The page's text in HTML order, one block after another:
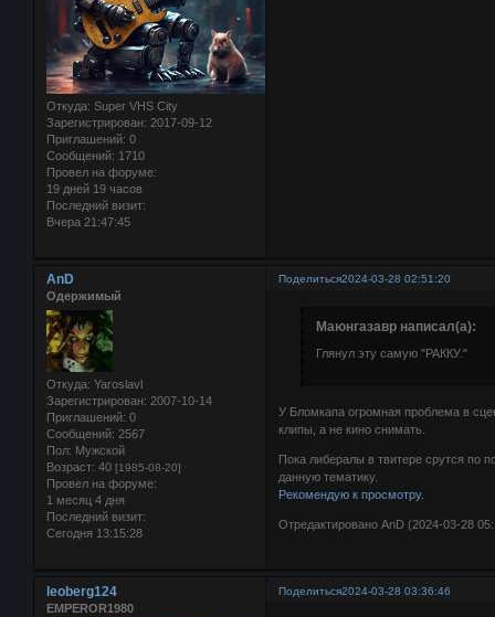
Откуда: Super VHS City
Зарегистрирован: 2017-09-12
Приглашений: 0
Сообщений: 1710
Провел на форуме:
19 дней 19 часов
Последний визит:
Вчера 21:47:45
Поделиться2024-03-28 02:51:20
AnD
Одержимый
Откуда: Yaroslavl
Зарегистрирован: 2007-10-14
Приглашений: 0
Сообщений: 2567
Пол: Мужской
Возраст: 40 [1985-08-20]
Провел на форуме:
1 месяц 4 дня
Последний визит:
Сегодня 13:15:28
Маюнгазавр написал(а):
Глянул эту самую "РАККУ."
У Бломкапа огромная проблема в
клипы, а не кино снимать.
Пока либералы в твитере срутся по
данную тематику.
Рекомендую к просмотру.
Отредактировано AnD (2024-03-28
Поделиться2024-03-28 03:36:46
leoberg124
EMPEROR1980